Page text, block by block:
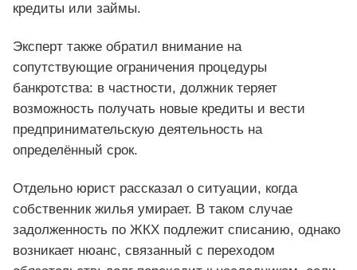
кредиты или займы.
Эксперт также обратил внимание на
сопутствующие ограничения процедуры
банкротства: в частности, должник теряет
возможность получать новые кредиты и вести
предпринимательскую деятельность на
определённый срок.
Отдельно юрист рассказал о ситуации, когда
собственник жилья умирает. В таком случае
задолженность по ЖКХ подлежит списанию, однако
возникает нюанс, связанный с переходом